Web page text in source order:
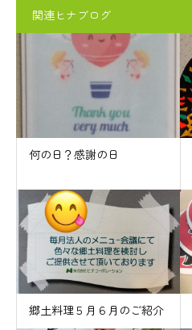
関連ヒナブログ
何の日？感謝の日
郷土料理５月６月のご紹介